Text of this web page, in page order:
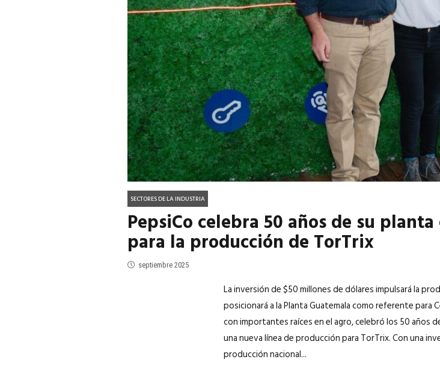
EN PORTADA julio 2026 EN PORTADA mayo 2026 EN PORTADA abril 2026
SECTORES DE LA INDUSTRIA
PepsiCo celebra 50 años de su
para la producción de TorTrix
septiembre 2025
La inversión de $50 millones de dólares impulsará la
posicionará a la Planta Guatemala como referente para
con importantes raíces en el agro, celebró los 50 años
una nueva línea de producción para TorTrix. Con una
producción nacional...